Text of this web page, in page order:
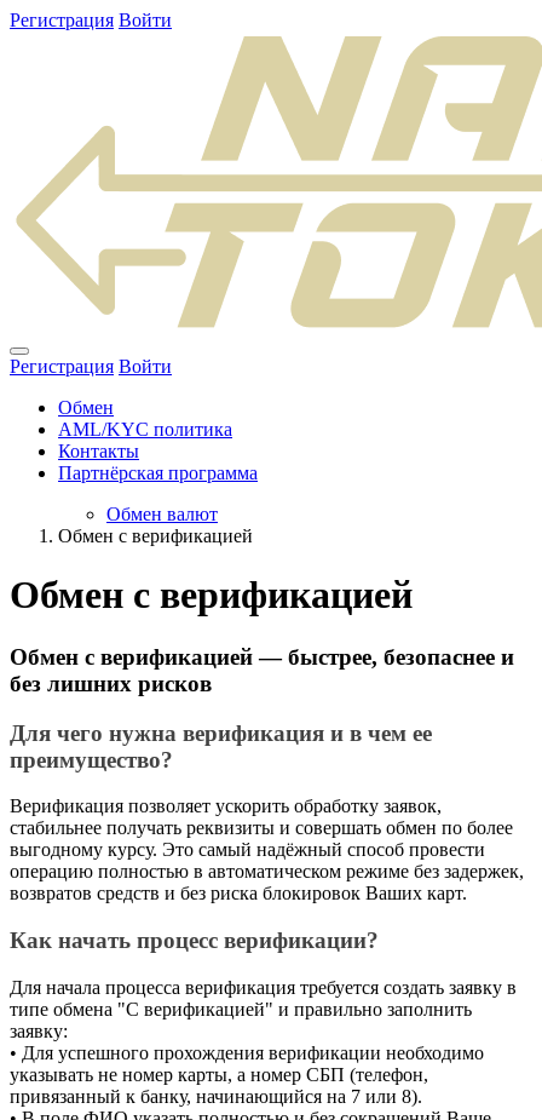
Регистрация Войти
Регистрация Войти
Обмен
AML/KYC политика
Контакты
Партнёрская программа
Обмен валют
Обмен с верификацией
Обмен с верификацией
Обмен с верификацией — быстрее, безопаснее и
без лишних рисков
Для чего нужна верификация и в чем ее
преимущество?
Верификация позволяет ускорить обработку заявок,
стабильнее получать реквизиты и совершать обмен по более
выгодному курсу. Это самый надёжный способ провести
операцию полностью в автоматическом режиме без задержек,
возвратов средств и без риска блокировок Ваших карт.
Как начать процесс верификации?
Для начала процесса верификация требуется создать заявку в
типе обмена "С верификацией" и правильно заполнить
заявку:
• Для успешного прохождения верификации необходимо
указывать не номер карты, а номер СБП (телефон,
привязанный к банку, начинающийся на 7 или 8).